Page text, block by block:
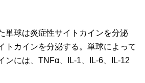
単球は炎症性サイトカインを分泌
トカインを分泌する。単球によって
ンには、TNFα、IL-1、IL-6、IL-12